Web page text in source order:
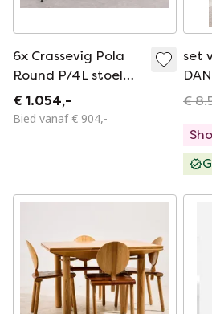
6x Crassevig Pola
Round P/4L stoel
blauw
€ 1.054,-
Bied vanaf € 904,-
set
in
€